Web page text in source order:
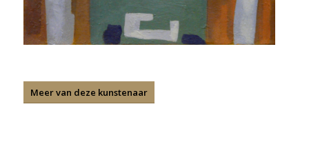
Meer van deze kunstenaar